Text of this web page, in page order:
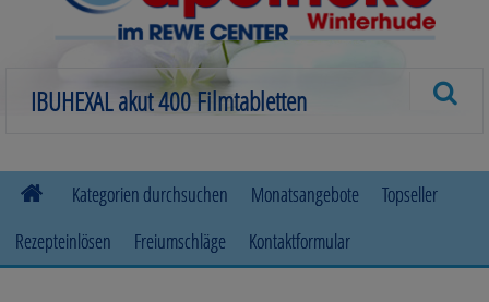
Kategorien durchsuchen
Allergie
Monatsangebote
Topseller
Rezepteinlösen
Freiumschläge Kontaktformular